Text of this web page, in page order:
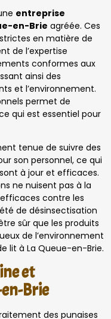
entreprise
en-Brie agréée. Ces
en matière de
de l’expertise
conformes aux
ainsi des
et l’environnement.
permet de
qui est essentiel pour
tenue de suivre des
son personnel, ce qui
à jour et efficaces.
ne nuisent pas à la
contre les
de désinsectisation
sûr que les produits
de l’environnement
lit à La Queue-en-Brie.
et
Brie
des punaises